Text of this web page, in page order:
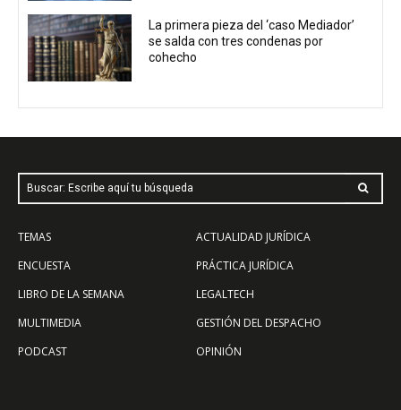
La primera pieza del ‘caso Mediador’
se salda con tres condenas por
cohecho
Buscar: Escribe aquí tu búsqueda
TEMAS
ENCUESTA
LIBRO DE LA SEMANA
MULTIMEDIA
PODCAST
ACTUALIDAD JURÍDICA
PRÁCTICA JURÍDICA
LEGALTECH
GESTIÓN DEL DESPACHO
OPINIÓN